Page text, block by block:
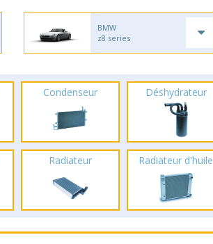
BMW
z8 series
Condenseur Déshydrateur
Radiateur Radiateur d'huile